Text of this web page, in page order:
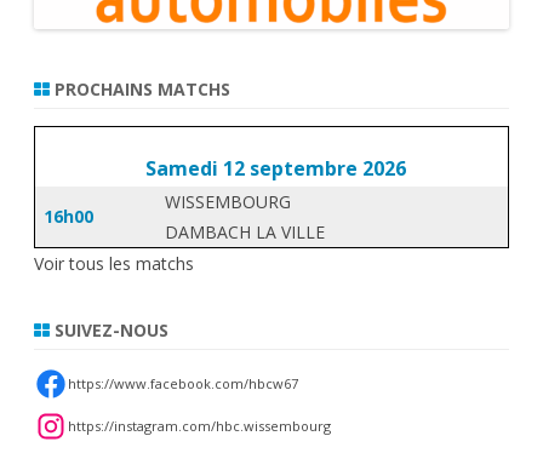
PROCHAINS MATCHS
Samedi 12 septembre 2026
16h00
WISSEMBOURG
DAMBACH LA VILLE
Voir tous les matchs
SUIVEZ-NOUS
https://www.facebook.com/hbcw67
https://instagram.com/hbc.wissembourg